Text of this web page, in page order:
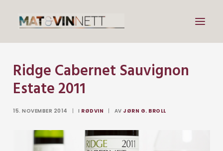
Mat
Drikke
Ridge Cabernet Sauvignon
Estate 2011
15. NOVEMBER 2014 | I RØDVIN | AV JØRN G. BROLL